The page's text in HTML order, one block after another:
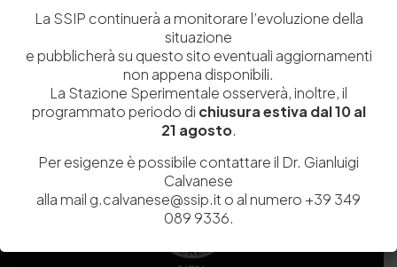
Iscrizione REA
NA 920756
Codice di iscrizione all’Anagrafe Nazionale delle Ricerche del
MIUR 000290_EIRI
Euro9.690.240,00
stazionesperimentaleindustriapelli@legalmail.it
Sede legaleVia Campi Flegrei, 34 – 80078 Pozzuoli (NA) – Tel. +39
La SSIP continuerà a monitorare l’evoluzione della
situazione
e pubblicherà su questo sito eventuali aggiornamenti
non appena disponibili.
La Stazione Sperimentale osserverà, inoltre, il
programmato periodo di chiusura estiva dal 10 al
21 agosto.
Per esigenze è possibile contattare il Dr. Gianluigi
Calvanese
alla mail g.calvanese@ssip.it o al numero +39 349
089 9336.